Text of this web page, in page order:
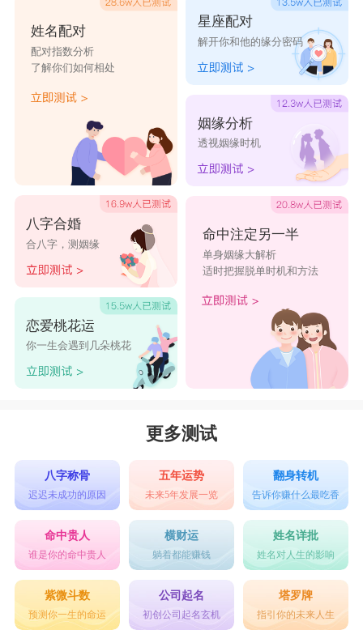
姓名配对
配对指数分析
了解你们如何相处
八字合婚
合八字，测姻缘
恋爱桃花运
你一生会遇到几朵桃花
星座配对
解开你和他的缘分密码
姻缘分析
透视姻缘时机
命中注定另一半
单身姻缘大解析
适时把握脱单时机和方法
更多测试
八字称骨
迟迟未成功的原因
五年运势
未来5年发展一览
翻身转机
告诉你赚什么最吃香
命中贵人
谁是你的命中贵人
横财运
躺着都能赚钱
姓名详批
姓名对人生的影响
紫微斗数
预测你一生的命运
公司起名
初创公司起名玄机
塔罗牌
指引你的未来人生